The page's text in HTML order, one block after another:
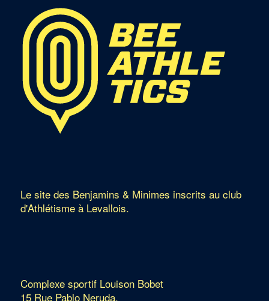
Le site des Benjamins & Minimes inscrits au club
d'Athlétisme à Levallois.
Complexe sportif Louison Bobet
15 Rue Pablo Neruda,